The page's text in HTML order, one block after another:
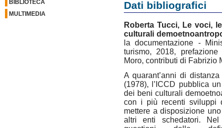
BIBLIOTECA
MULTIMEDIA
Dati bibliografici
Roberta Tucci, Le voci,
culturali
la documentazione -
turismo, 2018,
Moro, contributi di Fabrizio
A quarant’anni di
(1978), l’ICCD pubblica
dei beni culturali
con i più recenti sviluppi
mettere a disposizione
altri enti schedatori. Nel